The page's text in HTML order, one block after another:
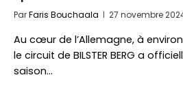
ParFaris Bouchaala 27 novembre
Au cœur de l’Allemagne, à
le circuit de BILSTER BERG a
saison…